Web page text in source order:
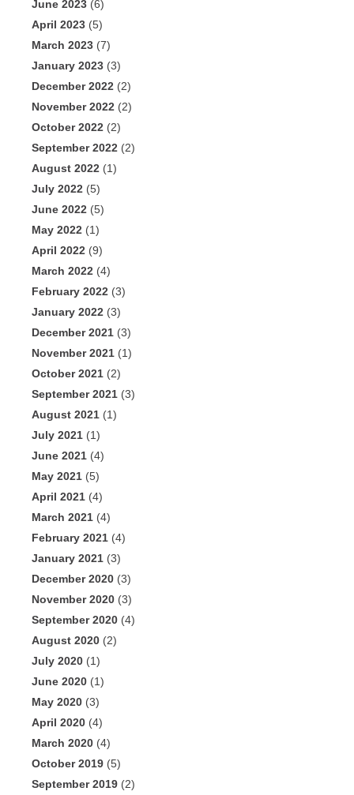
June 2023 (6)
April 2023 (5)
March 2023 (7)
January 2023 (3)
December 2022 (2)
November 2022 (2)
October 2022 (2)
September 2022 (2)
August 2022 (1)
July 2022 (5)
June 2022 (5)
May 2022 (1)
April 2022 (9)
March 2022 (4)
February 2022 (3)
January 2022 (3)
December 2021 (3)
November 2021 (1)
October 2021 (2)
September 2021 (3)
August 2021 (1)
July 2021 (1)
June 2021 (4)
May 2021 (5)
April 2021 (4)
March 2021 (4)
February 2021 (4)
January 2021 (3)
December 2020 (3)
November 2020 (3)
September 2020 (4)
August 2020 (2)
July 2020 (1)
June 2020 (1)
May 2020 (3)
April 2020 (4)
March 2020 (4)
October 2019 (5)
September 2019 (2)